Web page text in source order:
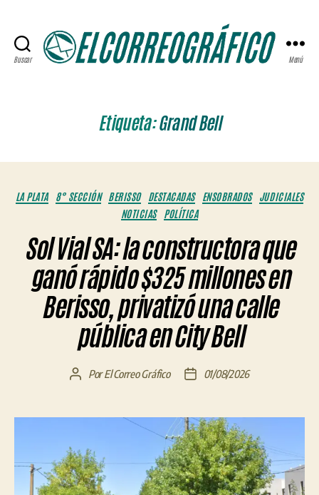
Buscar Menú
Etiqueta:Grand Bell
Categorías
LA PLATA 8° SECCIÓN BERISSO DESTACADAS ENSOBRADOS
JUDICIALES
NOTICIAS
POLÍTICA
Sol Vial SA: la constructora que
ganó rápido $325 millones en
Berisso, privatizó una calle
pública en City Bell
Autor
entrada
PorEl Correo Gráfico
Fecha
entrada
01/08/2026